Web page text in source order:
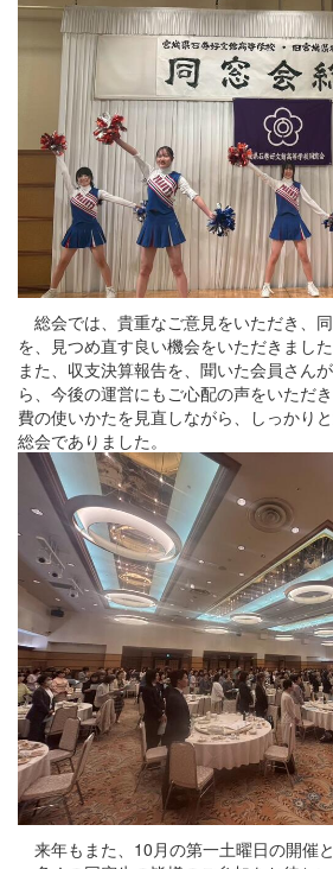
総会では、貴重なご意見をいただき、
を、見つめ直す良い機会をいただきました
また、収支決算報告を、聞いた会員さん
ら、今後の運営にもご心配の声をいただ
費の使いかたを見直しながら、しっかり
総会でありました。
来年もまた、10月の第一土曜日の開催と